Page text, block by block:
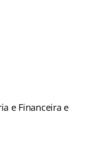
e Financeira e